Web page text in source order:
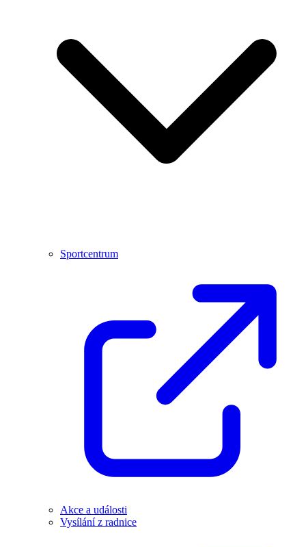
Sportcentrum
Akce a události
Vysílání z radnice